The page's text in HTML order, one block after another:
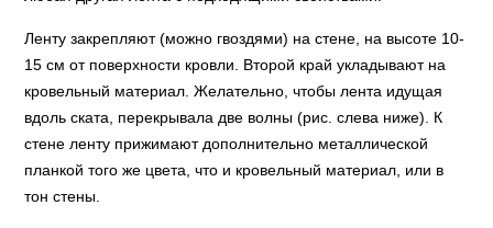
Ленту закрепляют (можно гвоздями) на стене, на высоте 10-
15 см от поверхности кровли. Второй край укладывают на
кровельный материал. Желательно, чтобы лента идущая
вдоль ската, перекрывала две волны (рис. слева ниже). К
стене ленту прижимают дополнительно металлической
планкой того же цвета, что и кровельный материал, или в
тон стены.